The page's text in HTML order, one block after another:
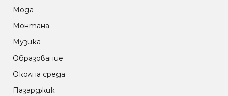
Мода
Монтана
Музика
Образование
Околна среда
Пазарджик